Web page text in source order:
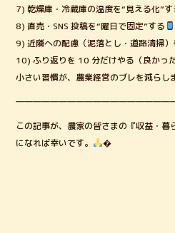
7) 乾燥庫・冷蔵庫の温度を“見える化”す
8) 直売・SNS 投稿を“曜日で固定”する
9) 近隣への配慮（泥落とし・道路清掃
10) ふり返りを 10 分だけやる（良かっ
小さい習慣が、農業経営のブレを減らし
この記事が、農家の皆さまの『収益・暮
になれば幸いです。
�